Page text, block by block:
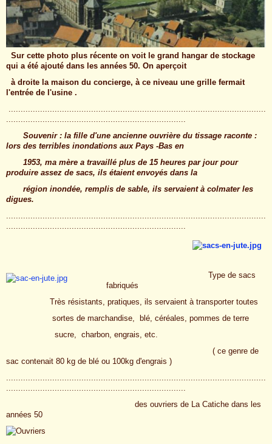
Sur cette photo plus récente on voit le grand hangar de stockage
qui a été ajouté dans les années 50. On aperçoit
à droite la maison du concierge, à ce niveau une grille fermait
l'entrée de l'usine .
..........................................................................................................
..........................................................................
Souvenir : la fille d'une ancienne ouvrière du tissage raconte :
lors des terribles inondations aux Pays -Bas en
1953, ma mère a travaillé plus de 15 heures par jour pour
produire assez de sacs, ils étaient envoyés dans la
région inondée, remplis de sable, ils servaient à colmater les
digues.
...........................................................................................................
..........................................................................
Type de sacs
fabriqués
Très résistants, pratiques, ils servaient à transporter toutes
sortes de marchandise, blé, céréales, pommes de terre
sucre, charbon, engrais, etc.
( ce genre de
sac contenait 80 kg de blé ou 100kg d'engrais )
...........................................................................................................
..........................................................................
des ouvriers de La Catiche dans les
années 50